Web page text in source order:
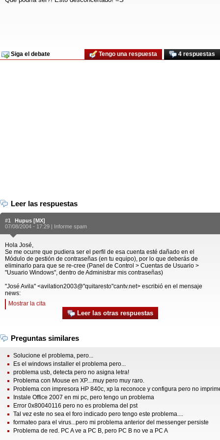
Siga el debate 4 respuestas
Tengo una respuesta
Leer las respuestas
#1
Hupus [MX]
07/08/2004 - 17:29 | Informe spam
Hola José,
Se me ocurre que pudiera ser el perfil de esa cuenta esté dañado en el
Módulo de gestión de contraseñas (en tu equipo), por lo que deberás de
eliminarlo para que se re-cree (Panel de Control > Cuentas de Usuario >
"Usuario Windows", dentro de Administrar mis contraseñas)
"José Avila" <avilation2003@"quitaresto"cantv.net> escribió en el mensaje
news:
Mostrar la cita
Leer las otras respuestas
Preguntas similares
Solucione el problema, pero...
Es el windows installer el problema pero...
problema usb, detecta pero no asigna letra!
Problema con Mouse en XP....muy pero muy raro.
Problema con impresora HP 840c, xp la reconoce y configura pero no
Instale Office 2007 en mi pc, pero tengo un problema
Error 0x80040116 pero no es problema del pst
Tal vez este no sea el foro indicado pero tengo este problema....
formateo para el virus...pero mi problema anterior del messenger persiste
Problema de red. PC A ve a PC B, pero PC B no ve a PC A